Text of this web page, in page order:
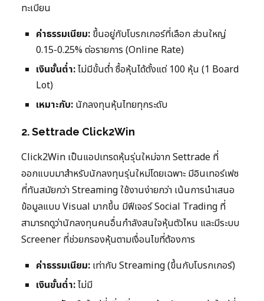
ทะเบียน
ค่าธรรมเนียม: ขึ้นอยู่กับโบรกเกอร์ที่เลือก ส่วนใหญ่
0.15-0.25% ต่อรายการ (Online Rate)
เงินขั้นต่ำ:ไม่มีขั้นต่ำ ซื้อหุ้นได้ตั้งแต่ 100 หุ้น (1 Board
Lot)
เหมาะกับ: นักลงทุนหุ้นไทยทุกระดับ
2. Settrade Click2Win
Click2Win เป็นแอปเทรดหุ้นรุ่นใหม่จาก Settrade ที่
ออกแบบมาสำหรับนักลงทุนรุ่นใหม่โดยเฉพาะ มีอินเทอร์เฟซ
ที่ทันสมัยกว่า Streaming ใช้งานง่ายกว่า เน้นการนำเสนอ
ข้อมูลแบบ Visual มากขึ้น มีฟีเจอร์ Social Trading ที่
สามารถดูว่านักลงทุนคนอื่นกำลังสนใจหุ้นตัวไหน และมีระบบ
Screener ที่ช่วยกรองหุ้นตามเงื่อนไขที่ต้องการ
ค่าธรรมเนียม: เท่ากับ Streaming (ขึ้นกับโบรกเกอร์)
เงินขั้นต่ำ:ไม่มี